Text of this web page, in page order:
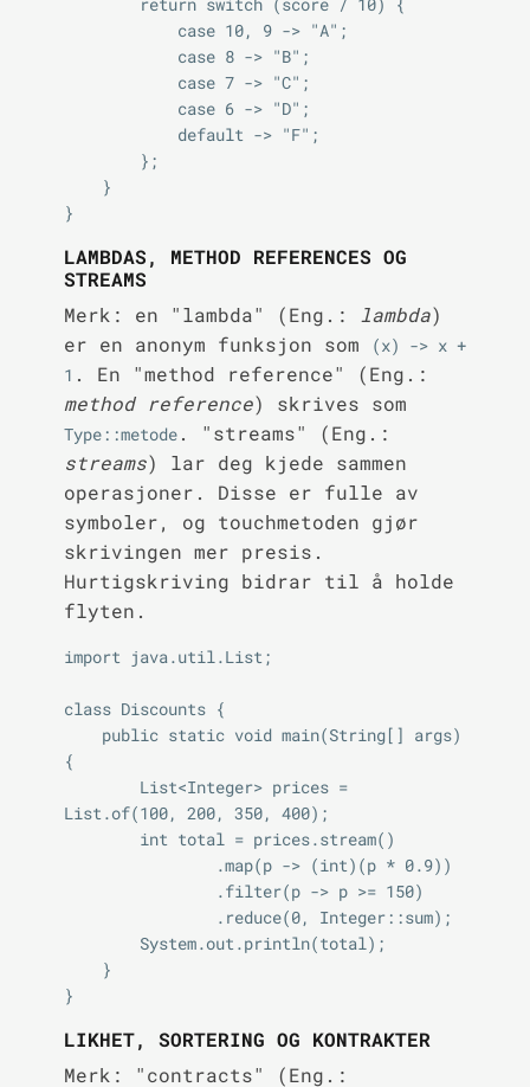
LAMBDAS, METHOD REFERENCES OG
STREAMS
Merk: en "lambda" (Eng.:
lambda)
er en anonym funksjon som
(x) -> x +
1 . En "method reference" (Eng.:
method reference) skrives som
Type::metode. "streams" (Eng.:
streams) lar deg kjede sammen
operasjoner. Disse er fulle av
symboler, og touchmetoden gjør
skrivingen mer presis.
Hurtigskriving bidrar til å holde
flyten.
import java.util.List;
class Discounts {
{
List.of(100, 200, 350, 400);
LIKHET, SORTERING OG KONTRAKTER
Merk: "contracts" (Eng.: